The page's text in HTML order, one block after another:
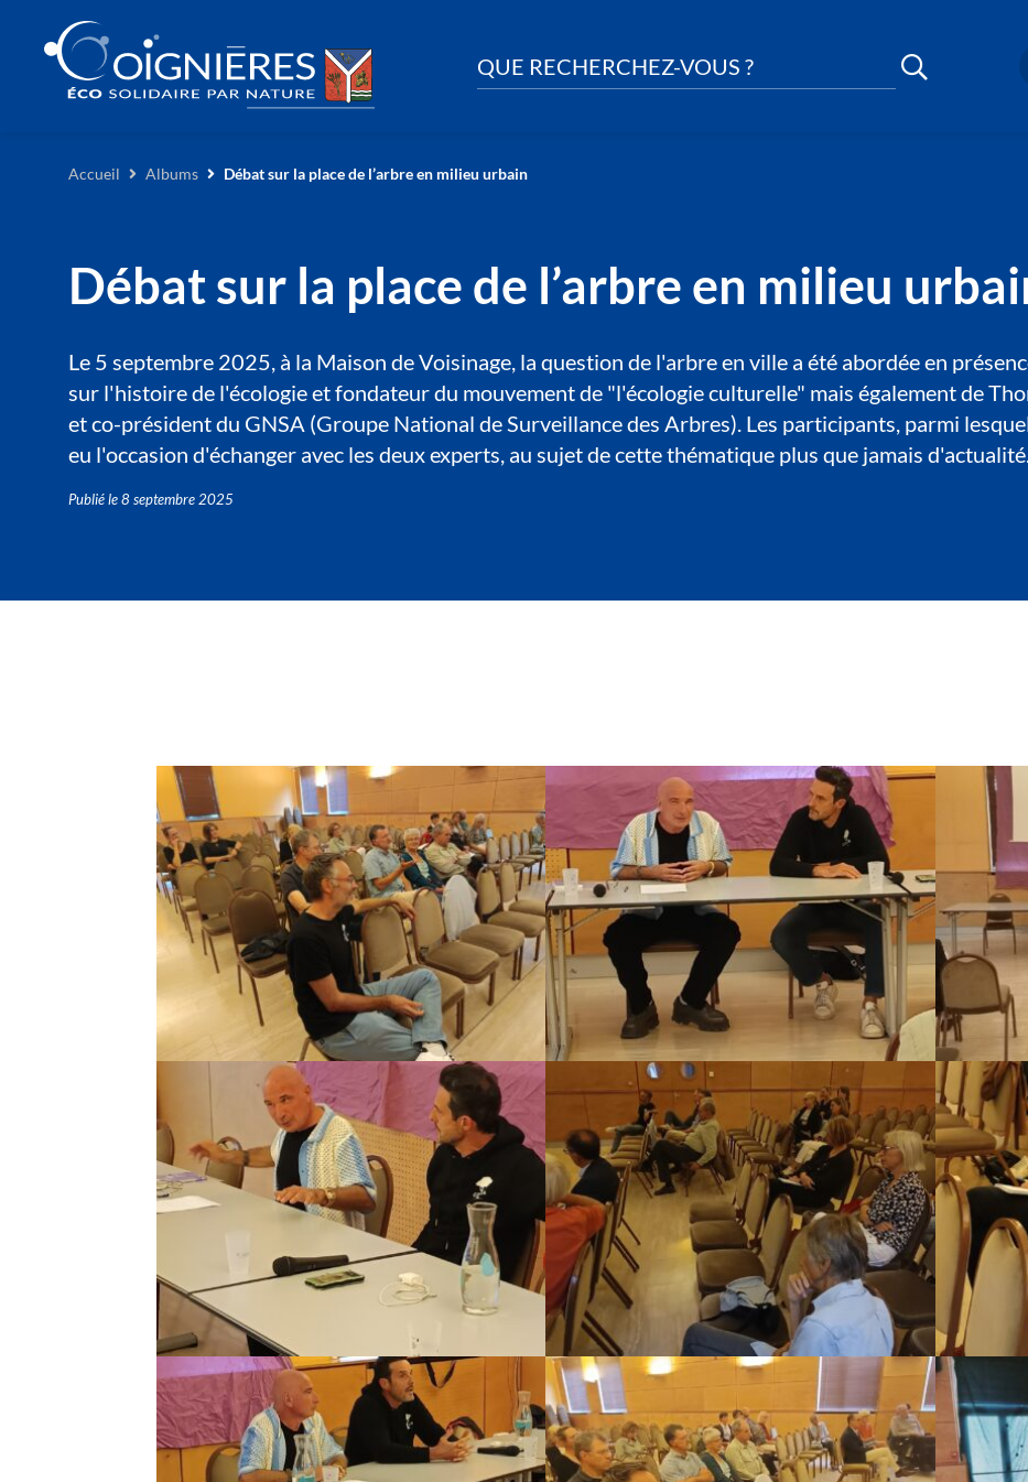
QUE RECHERCHEZ-VOUS ?
Accueil Albums Débat sur la place de l’arbre en milieu urbain
Débat sur la place de l’arbre en milieu
Le 5 septembre 2025, à la Maison de Voisinage, la question de l'arbre en ville a été abordée en
sur l'histoire de l'écologie et fondateur du mouvement de "l'écologie culturelle" mais également de
et co-président du GNSA (Groupe National de Surveillance des Arbres). Les participants, parmi
eu l'occasion d'échanger avec les deux experts, au sujet de cette thématique plus que jamais
Publié le8 septembre 2025